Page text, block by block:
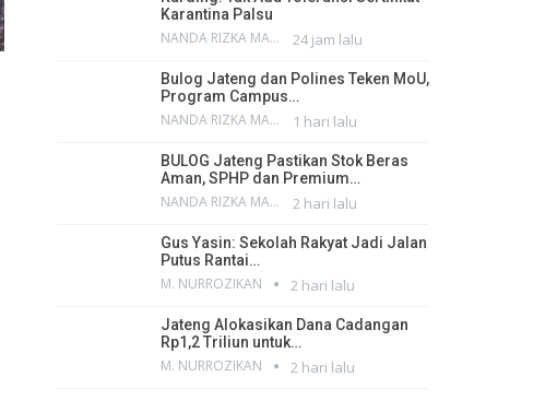
Karantina Palsu
NANDA RIZKA MAHENDRA 24 jam lalu
Bulog Jateng dan Polines Teken MoU,
Program Campus…
NANDA RIZKA MAHENDRA 1 hari lalu
BULOG Jateng Pastikan Stok Beras
Aman, SPHP dan Premium…
NANDA RIZKA MAHENDRA 2 hari lalu
Gus Yasin: Sekolah Rakyat Jadi Jalan
Putus Rantai…
M. NURROZIKAN 2 hari lalu
Jateng Alokasikan Dana Cadangan
Rp1,2 Triliun untuk…
M. NURROZIKAN 2 hari lalu